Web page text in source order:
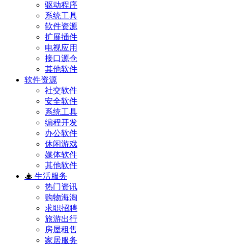
驱动程序
系统工具
软件资源
扩展插件
电视应用
接口源仓
其他软件
软件资源
社交软件
安全软件
系统工具
编程开发
办公软件
休闲游戏
媒体软件
其他软件
生活服务
热门资讯
购物海淘
求职招聘
旅游出行
房屋租售
家居服务